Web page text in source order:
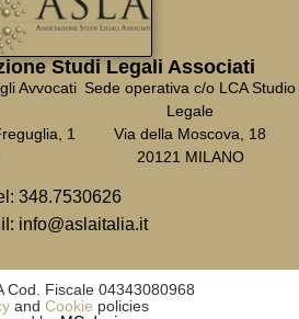
Studi Legali Associati
Avvocati
1
Sede operativa c/o LCA Studio
Legale
Via della Moscova, 18
20121 MILANO
348.7530626
info@aslaitalia.it
Cod. Fiscale 04343080968
and Cookie policies